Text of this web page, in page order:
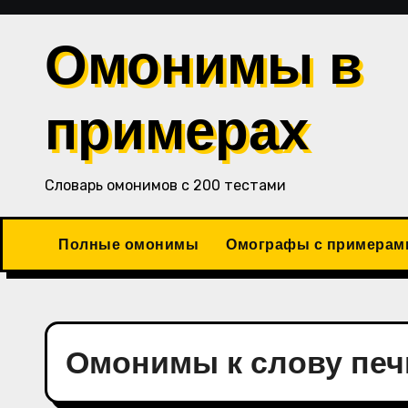
Перейти
содержимому
Омонимы в
примерах
Словарь омонимов с 200 тестами
Полные омонимы Омографы с
Омонимы к слову